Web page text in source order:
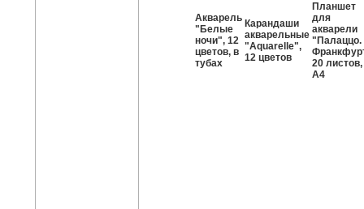
Акварель
"Белые
ночи", 12
цветов, в
тубах
Карандаши
акварельные
"Aquarelle",
12 цветов
Планшет
для
акварели
"Палаццо.
20 листов,
А4